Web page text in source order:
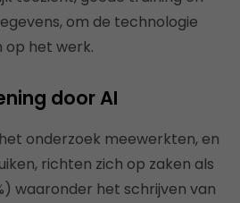
om de technologie
het werk.
door AI
onderzoek meewerkten, en
richten zich op zaken als
waaronder het schrijven van